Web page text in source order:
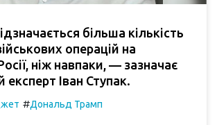
більша кількість
операцій на
ніж навпаки, — зазначає
експерт Іван Ступак.
#Дональд Трамп